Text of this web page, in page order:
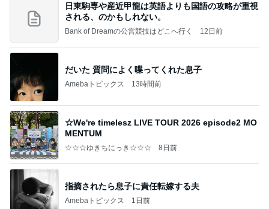
日東駒専や産近甲龍は英語よりも国語の攻略が重視
される、のかもしれない。
Bank of Dreamの公営競技はどこへ行く 12日前
だいた 質問によく喋ってくれた息子
Amebaトピックス 13時間前
☆We're timelesz LIVE TOUR 2026 episode2 MO
MENTUM
☆☆☆ゆきちにっき☆☆☆ 8日前
指摘されたら息子に責任転嫁する夫
Amebaトピックス 1日前